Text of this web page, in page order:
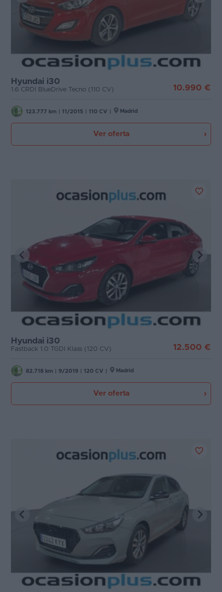
Hyundai i30
1.6 CRDI BlueDrive Tecno (110 CV) 10.990 €
123.777 km 11/2015 110 CV Madrid
Ver oferta
Hyundai i30
Fastback 1.0 TGDI Klass (120 CV) 12.500 €
82.718 km 9/2019 120 CV Madrid
Ver oferta